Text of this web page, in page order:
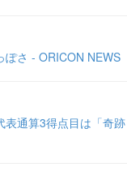
ぽさ - ORICON NEWS
通算3得点目は「奇跡